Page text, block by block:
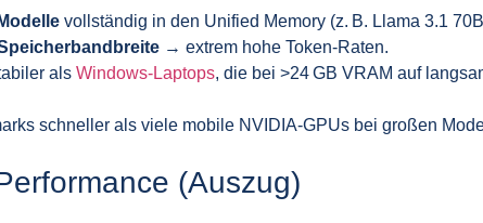
vollständig in den Unified Memory (z. B. Llama 3.1
→ extrem hohe Token‑Raten.
als Windows‑Laptops, die bei >24 GB VRAM auf
schneller als viele mobile NVIDIA‑GPUs bei großen
(Auszug)